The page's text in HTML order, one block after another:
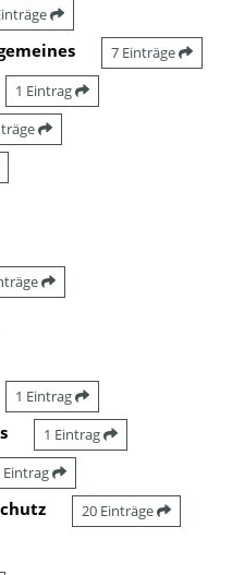
7 Einträge
1 Eintrag
1 Eintrag
1 Eintrag
Eintrag
20 Einträge